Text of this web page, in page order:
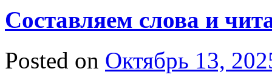
Составляем слова и
Posted on Октябрь 13,